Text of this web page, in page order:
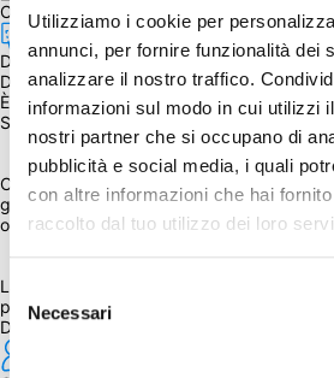
Utilizziamo i cookie per
annunci, per fornire funzionalità dei
analizzare il nostro traffico.
informazioni sul modo in cui utilizzi
nostri partner che si occupano di
pubblicità e social media, i quali
con altre informazioni che hai
raccolto dal tuo utilizzo dei loro
Selezione
del
consenso
Necessari
Obiettivo raggiunto
Da accorpare: disponibile in magazzino
Da sapere
È possibile acquistare anche i Moduli 2
Spectral Factories e il Tools 1 durante il
Considerando il prezzo, l'espansione sarà
gioco/espansione, acquistato
occasione (almeno 3 moduli) o
La percentuale di sconto è stata applicata
preordine più le spese di spedizione
Dettagli